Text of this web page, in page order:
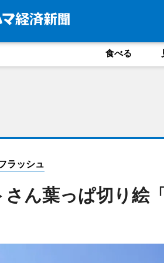
食べる
ラッシュ
さん葉っぱ切り絵